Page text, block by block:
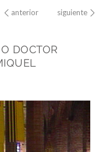
anterior siguiente
DOCTOR